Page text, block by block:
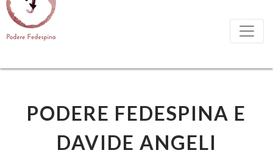
PODERE FEDESPINA E
DAVIDE ANGELI